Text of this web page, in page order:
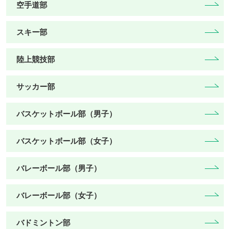
空手道部
スキー部
陸上競技部
サッカー部
バスケットボール部（男子）
バスケットボール部（女子）
バレーボール部（男子）
バレーボール部（女子）
バドミントン部